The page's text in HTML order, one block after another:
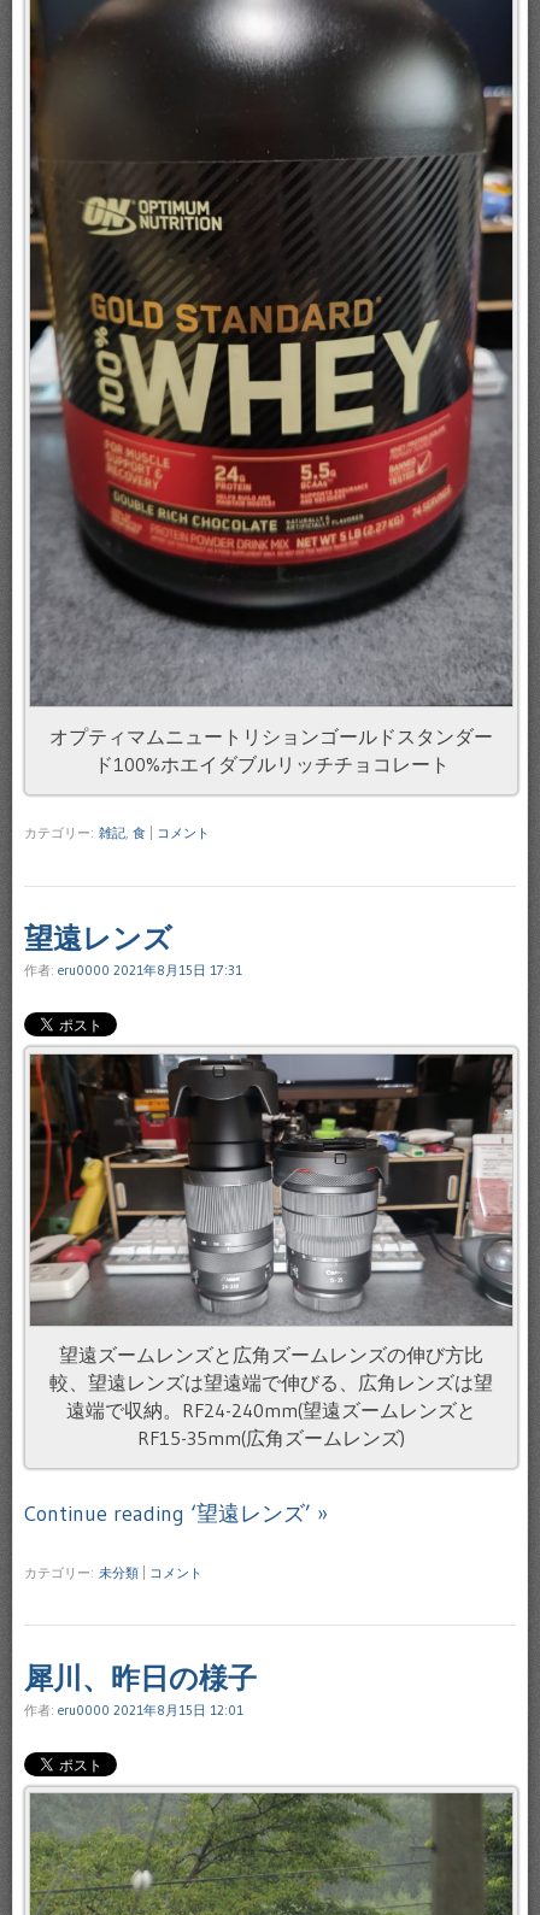
オプティマムニュートリションゴールドスタンダー
ド100%ホエイダブルリッチチョコレート
カテゴリー: 雑記, 食 コメント
望遠レンズ
作者: eru0000 2021年8月15日 17:31
望遠ズームレンズと広角ズームレンズの伸び方比
較、望遠レンズは望遠端で伸びる、広角レンズは望
遠端で収納。RF24-240mm(望遠ズームレンズと
RF15-35mm(広角ズームレンズ)
Continue reading ‘望遠レンズ’ »
カテゴリー: 未分類 コメント
犀川、昨日の様子
作者: eru0000 2021年8月15日 12:01